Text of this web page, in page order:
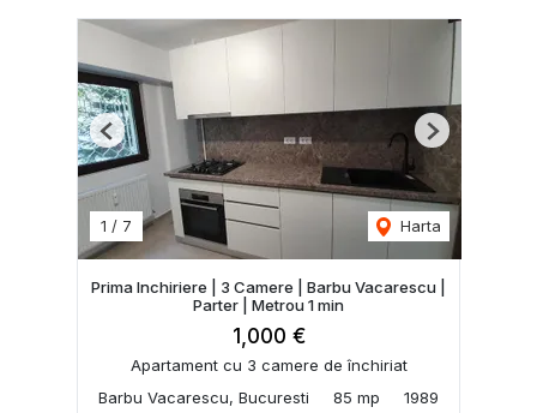
1 / 7 Harta
Previous Next
Prima Inchiriere | 3 Camere | Barbu Vacarescu |
Parter | Metrou 1 min
1,000 €
Apartament cu 3 camere de închiriat
Barbu Vacarescu, Bucuresti
85 mp 1989